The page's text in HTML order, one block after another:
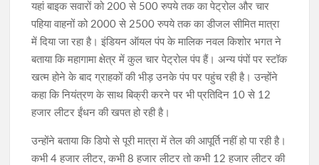
यहां बाइक सवारों को 200 से 500 रुपये तक का पेट्रोल और चार
पहिया वाहनों को 2000 से 2500 रुपये तक का डीजल सीमित मात्रा
में दिया जा रहा है। इंडियन ऑयल पंप के मालिक नवल किशोर भगत ने
बताया कि महागामा क्षेत्र में कुल चार पेट्रोल पंप हैं। अन्य पंपों पर स्टॉक
खत्म होने के बाद ग्राहकों की भीड़ उनके पंप पर पहुंच रही है। उन्होंने
कहा कि नियंत्रण के साथ बिक्री करने पर भी प्रतिदिन 10 से 12
हजार लीटर ईंधन की खपत हो रही है।
उन्होंने बताया कि डिपो से पूरी मात्रा में तेल की आपूर्ति नहीं हो पा रही है।
कभी 4 हजार लीटर, कभी 8 हजार लीटर तो कभी 12 हजार लीटर की